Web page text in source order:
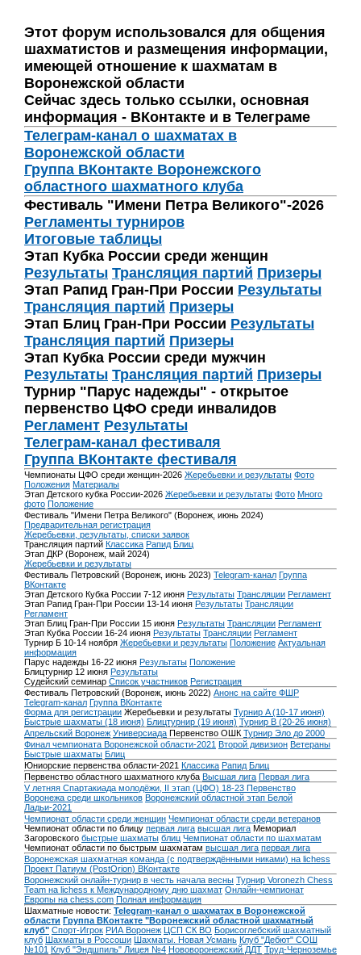
Этот форум использовался для общения
шахматистов и размещения информации,
имеющей отношение к шахматам в
Воронежской области
Сейчас здесь только ссылки, основная
информация - ВКонтакте и в Телеграме
Телеграм-канал о шахматах в
Воронежской области
Группа ВКонтакте Воронежского
областного шахматного клуба
Фестиваль "Имени Петра Великого"-2026
Регламенты турниров
Итоговые таблицы
Этап Кубка России среди женщин
Результаты Трансляция партий Призеры
Этап Рапид Гран-При России Результаты
Трансляция партий Призеры
Этап Блиц Гран-При России Результаты
Трансляция партий Призеры
Этап Кубка России среди мужчин
Результаты Трансляция партий Призеры
Турнир "Парус надежды" - открытое
первенство ЦФО среди инвалидов
Регламент Результаты
Телеграм-канал фестиваля
Группа ВКонтакте фестиваля
Чемпионаты ЦФО среди женщин-2026 Жеребьевки и результаты Фото
Положения Материалы
Этап Детского кубка России-2026 Жеребьевки и результаты Фото Много
фото Положение
Фестиваль "Имени Петра Великого" (Воронеж, июнь 2024)
Предварительная регистрация
Жеребьевки, результаты, списки заявок
Трансляция партий Классика Рапид Блиц
Этап ДКР (Воронеж, май 2024)
Жеребьевки и результаты
Фестиваль Петровский (Воронеж, июнь 2023) Telegram-канал Группа
ВКонтакте
Этап Детского Кубка России 7-12 июня Результаты Трансляции Регламент
Этап Рапид Гран-При России 13-14 июня Результаты Трансляции
Регламент
Этап Блиц Гран-При России 15 июня Результаты Трансляции Регламент
Этап Кубка России 16-24 июня Результаты Трансляции Регламент
Турнир Б 10-14 ноября Жеребьевки и результаты Положение Актуальная
информация
Парус надежды 16-22 июня Результаты Положение
Блицтурнир 12 июня Результаты
Судейский семинар Список участников Регистрация
Фестиваль Петровский (Воронеж, июнь 2022) Анонс на сайте ФШР
Telegram-канал Группа ВКонтакте
Форма для регистрации Жеребьевки и результаты Турнир A (10-17 июня)
Быстрые шахматы (18 июня) Блицтурнир (19 июня) Турнир B (20-26 июня)
Апрельский Воронеж Универсиада Первенство ОШК Турнир Эло до 2000
Финал чемпионата Воронежской области-2021 Второй дивизион Ветераны
Быстрые шахматы Блиц
Юниорские первенства области-2021 Классика Рапид Блиц
Первенство областного шахматного клуба Высшая лига Первая лига
V летняя Спартакиада молодёжи, II этап (ЦФО) 18-23 Первенство
Воронежа среди школьников Воронежский областной этап Белой
Ладьи-2021
Чемпионат области среди женщин Чемпионат области среди ветеранов
Чемпионат области по блицу первая лига высшая лига Мемориал
Загоровского быстрые шахматы блиц Чемпионат области по шахматам
Чемпионат области по быстрым шахматам высшая лига первая лига
Воронежская шахматная команда (с подтверждёнными никами) на lichess
Проект Патиум (PostOrion) ВКонтакте
Воронежский онлайн-турнир в честь начала весны Турнир Voronezh Chess
Team на lichess к Международному дню шахмат Онлайн-чемпионат
Европы на chess.com Полная информация
Шахматные новости: Telegram-канал о шахматах в Воронежской
области Группа ВКонтакте "Воронежский областной шахматный
клуб" Спорт-Игрок РИА Воронеж ЦСП СК ВО Борисоглебский шахматный
клуб Шахматы в Россоши Шахматы. Новая Усмань Клуб "Дебют" СОШ
№101 Клуб "Эндшпиль" Лицея №4 Нововоронежский ДДТ Труд-Черноземье